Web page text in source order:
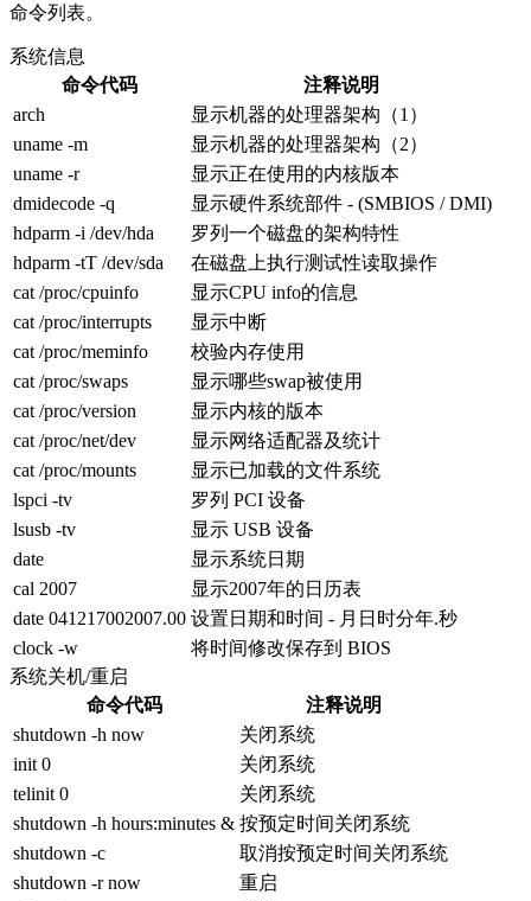
命令列表。
系统信息
命令代码
注释说明
arch
显示机器的处理器架构（1）
uname -m
显示机器的处理器架构（2）
uname -r
显示正在使用的内核版本
dmidecode -q
显示硬件系统部件 - (SMBIOS / DMI)
hdparm -i /dev/hda
罗列一个磁盘的架构特性
hdparm -tT /dev/sda
在磁盘上执行测试性读取操作
cat /proc/cpuinfo
显示CPU info的信息
cat /proc/interrupts
显示中断
cat /proc/meminfo
校验内存使用
cat /proc/swaps
显示哪些swap被使用
cat /proc/version
显示内核的版本
cat /proc/net/dev
显示网络适配器及统计
cat /proc/mounts
显示已加载的文件系统
lspci -tv
罗列 PCI 设备
lsusb -tv
显示 USB 设备
date
显示系统日期
cal 2007
显示2007年的日历表
date 041217002007.00 设置日期和时间 - 月日时分年.秒
clock -w
将时间修改保存到 BIOS
系统关机/重启
命令代码
注释说明
shutdown -h now
关闭系统
init 0
关闭系统
telinit 0
关闭系统
shutdown -h hours:minutes & 按预定时间关闭系统
shutdown -c
取消按预定时间关闭系统
shutdown -r now
重启